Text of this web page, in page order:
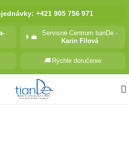
+421 905 756 971
👩‍💼
Servisné Centrum tianDe -
Karin Filová
🚚 Rýchle doručenie